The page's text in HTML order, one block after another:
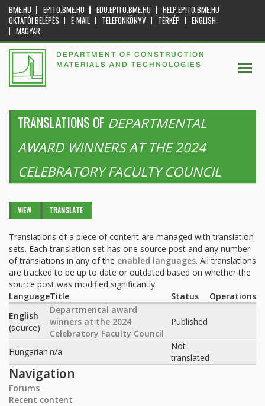
BME.HU EPITO.BME.HU EDU.EPITO.BME.HU
HELP.EPITO.BME.HU
OKTATÓI BELÉPÉS
E-MAIL TELEFONKÖNYV TÉRKÉP
ENGLISH
MAGYAR
DEPARTMENT OF CONSTRUCTION
MATERIALS AND TECHNOLOGIES
TRANSLATIONS OF DEPARTMENTAL
AWARD WINNERS AT THE 2024
CELEBRATORY FACULTY COUNCIL
Primary tabs
VIEW TRANSLATE
Translations of a piece of content are managed with translation
sets. Each translation set has one source post and any number
of translations in any of the enabled languages. All translations
are tracked to be up to date or outdated based on whether the
source post was modified significantly.
LanguageTitle Status
Operations
English
(source)
Departmental award
winners at the 2024
Celebratory Faculty Council
Published
Hungarian n/a
Not
translated
Navigation
Forums
Recent content